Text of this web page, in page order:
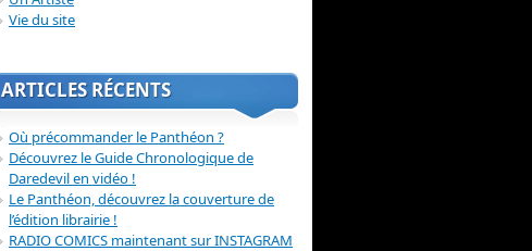
Vie du site
ARTICLES RÉCENTS
Où précommander le Panthéon ?
Découvrez le Guide Chronologique de
Daredevil en vidéo !
Le Panthéon, découvrez la couverture de
l’édition librairie !
RADIO COMICS maintenant sur INSTAGRAM